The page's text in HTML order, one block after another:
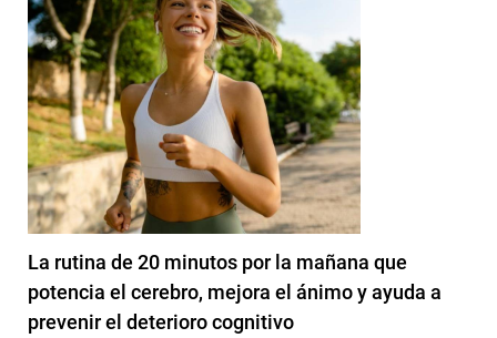
La rutina de 20 minutos por la mañana que
potencia el cerebro, mejora el ánimo y ayuda a
prevenir el deterioro cognitivo